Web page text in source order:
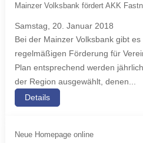
Mainzer Volksbank fördert AKK
Samstag, 20. Januar 2018
Bei der Mainzer Volksbank gibt
regelmäßigen Förderung für
Plan entsprechend werden
der Region ausgewählt, denen...
Details
Neue Homepage online